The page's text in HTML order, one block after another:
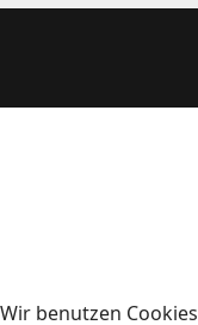
Wir benutzen Cookies